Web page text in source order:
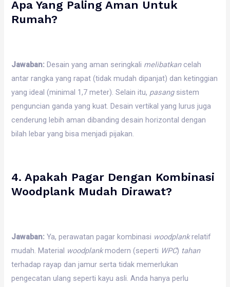
Apa Yang Paling Aman Untuk
Rumah?
Jawaban: Desain yang aman seringkali melibatkancelah
antar rangka yang rapat (tidak mudah dipanjat) dan ketinggian
yang ideal (minimal 1,7 meter). Selain itu, pasangsistem
penguncian ganda yang kuat. Desain vertikal yang lurus juga
cenderung lebih aman dibanding desain horizontal dengan
bilah lebar yang bisa menjadi pijakan.
4. Apakah Pagar Dengan Kombinasi
Woodplank Mudah Dirawat?
Jawaban: Ya, perawatan pagar kombinasi woodplankrelatif
mudah. Material woodplankmodern (seperti WPC) tahan
terhadap rayap dan jamur serta tidak memerlukan
pengecatan ulang seperti kayu asli. Anda hanya perlu